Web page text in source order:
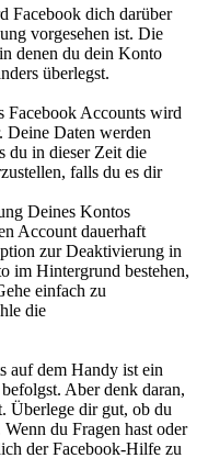
Facebook dich darüber
vorgesehen ist. Die
denen du dein Konto
überlegst.
Facebook Accounts wird
Deine Daten werden
du in dieser Zeit die
falls du es dir
Deines Kontos
Account dauerhaft
zur Deaktivierung in
im Hintergrund bestehen,
einfach zu
die
auf dem Handy ist ein
Aber denk daran,
Überlege dir gut, ob du
du Fragen hast oder
der Facebook-Hilfe zu